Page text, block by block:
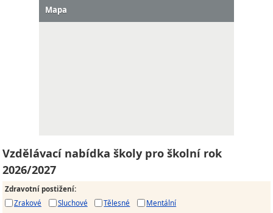
Mapa
Vzdělávací nabídka školy pro školní rok
2026/2027
Zdravotní postižení:
Zrakové
Sluchové Tělesné
Mentální